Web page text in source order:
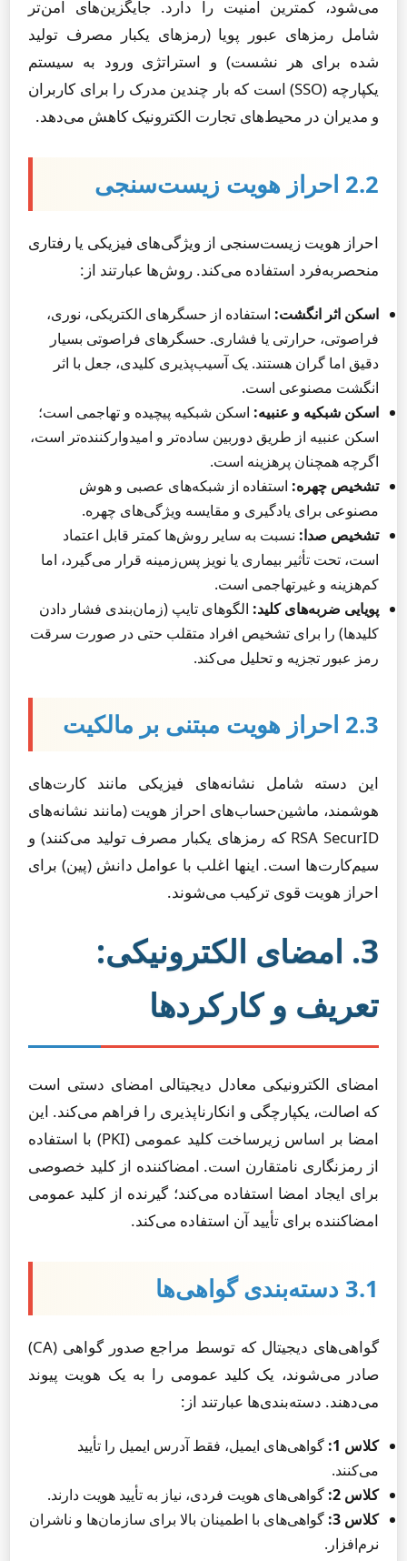
می‌شود، کمترین امنیت را دارد. جایگزین‌های امن‌تر
شامل رمزهای عبور پویا (رمزهای یکبار مصرف تولید
شده برای هر نشست) و استراتژی ورود به سیستم
یکپارچه (SSO) است که بار چندین مدرک را برای کاربران
و مدیران در محیط‌های تجارت الکترونیک کاهش می‌دهد.
2.2 احراز هویت زیست‌سنجی
احراز هویت زیست‌سنجی از ویژگی‌های فیزیکی یا رفتاری
منحصربه‌فرد استفاده می‌کند. روش‌ها عبارتند از:
اسکن اثر انگشت: استفاده از حسگرهای الکتریکی، نوری،
فراصوتی، حرارتی یا فشاری. حسگرهای فراصوتی بسیار
دقیق اما گران هستند. یک آسیب‌پذیری کلیدی، جعل با اثر
انگشت مصنوعی است.
اسکن شبکیه و عنبیه: اسکن شبکیه پیچیده و تهاجمی است؛
اسکن عنبیه از طریق دوربین ساده‌تر و امیدوارکننده‌تر است،
اگرچه همچنان پرهزینه است.
تشخیص چهره: استفاده از شبکه‌های عصبی و هوش
مصنوعی برای یادگیری و مقایسه ویژگی‌های چهره.
تشخیص صدا: نسبت به سایر روش‌ها کمتر قابل اعتماد
است، تحت تأثیر بیماری یا نویز پس‌زمینه قرار می‌گیرد، اما
کم‌هزینه و غیرتهاجمی است.
پویایی ضربه‌های کلید: الگوهای تایپ (زمان‌بندی فشار دادن
کلیدها) را برای تشخیص افراد متقلب حتی در صورت سرقت
رمز عبور تجزیه و تحلیل می‌کند.
2.3 احراز هویت مبتنی بر مالکیت
این دسته شامل نشانه‌های فیزیکی مانند کارت‌های
هوشمند، ماشین‌حساب‌های احراز هویت (مانند نشانه‌های
RSA SecurID که رمزهای یکبار مصرف تولید می‌کنند) و
سیم‌کارت‌ها است. اینها اغلب با عوامل دانش (پین) برای
احراز هویت قوی ترکیب می‌شوند.
3. امضای الکترونیکی:
تعریف و کارکردها
امضای الکترونیکی معادل دیجیتالی امضای دستی است
که اصالت، یکپارچگی و انکارناپذیری را فراهم می‌کند. این
امضا بر اساس زیرساخت کلید عمومی (PKI) با استفاده
از رمزنگاری نامتقارن است. امضاکننده از کلید خصوصی
برای ایجاد امضا استفاده می‌کند؛ گیرنده از کلید عمومی
امضاکننده برای تأیید آن استفاده می‌کند.
3.1 دسته‌بندی گواهی‌ها
گواهی‌های دیجیتال که توسط مراجع صدور گواهی (CA)
صادر می‌شوند، یک کلید عمومی را به یک هویت پیوند
می‌دهند. دسته‌بندی‌ها عبارتند از:
کلاس 1:
گواهی‌های ایمیل، فقط آدرس ایمیل را تأیید
می‌کنند.
کلاس 2:
گواهی‌های هویت فردی، نیاز به تأیید هویت دارند.
کلاس 3:
گواهی‌های با اطمینان بالا برای سازمان‌ها و ناشران
نرم‌افزار.